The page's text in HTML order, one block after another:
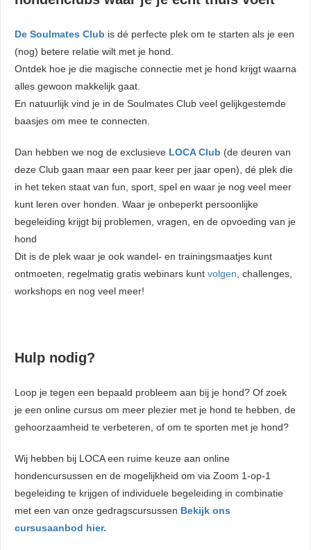
De Soulmates Club is dé perfecte plek om te starten als je een
(nog) betere relatie wilt met je hond.
Ontdek hoe je die magische connectie met je hond krijgt waarna
alles gewoon makkelijk gaat.
En natuurlijk vind je in de Soulmates Club veel gelijkgestemde
baasjes om mee te connecten.
Dan hebben we nog de exclusieve LOCA Club (de deuren van
deze Club gaan maar een paar keer per jaar open), dé plek die
in het teken staat van fun, sport, spel en waar je nog veel meer
kunt leren over honden. Waar je onbeperkt persoonlijke
begeleiding krijgt bij problemen, vragen, en de opvoeding van je
hond
Dit is de plek waar je ook wandel- en trainingsmaatjes kunt
ontmoeten, regelmatig gratis webinars kunt volgen , challenges,
workshops en nog veel meer!
Hulp nodig?
Loop je tegen een bepaald probleem aan bij je hond? Of zoek
je een online cursus om meer plezier met je hond te hebben, de
gehoorzaamheid te verbeteren, of om te sporten met je hond?
Wij hebben bij LOCA een ruime keuze aan online
hondencursussen en de mogelijkheid om via Zoom 1-op-1
begeleiding te krijgen of individuele begeleiding in combinatie
met een van onze gedragscursussen Bekijk ons
cursusaanbod hier.